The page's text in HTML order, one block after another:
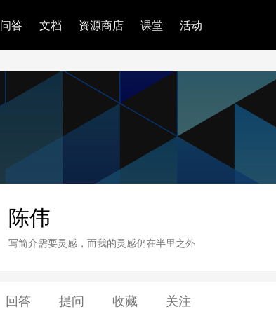
问答 文档 资源商店 课堂 活动
陈伟
写简介需要灵感，而我的灵感仍在半里之外
回答 提问 收藏 关注